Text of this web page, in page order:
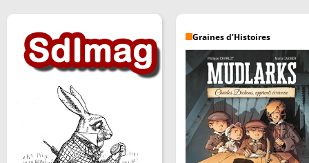
Graines d’Histoires